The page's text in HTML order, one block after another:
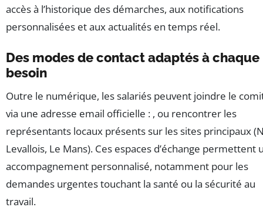
accès à l’historique des démarches, aux notifications
personnalisées et aux actualités en temps réel.
Des modes de contact adaptés à chaque
besoin
Outre le numérique, les salariés peuvent joindre le
via une adresse email officielle : , ou rencontrer les
représentants locaux présents sur les sites principaux
Levallois, Le Mans). Ces espaces d’échange permettent
accompagnement personnalisé, notamment pour les
demandes urgentes touchant la santé ou la sécurité au
travail.